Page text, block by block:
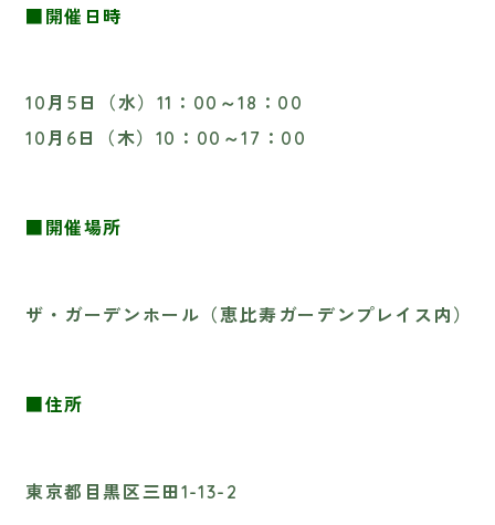
■開催日時
10月5日（水）11：00～18：00
10月6日（木）10：00～17：00
■開催場所
ザ・ガーデンホール（恵比寿ガーデンプレイス内）
■住所
東京都目黒区三田1-13-2